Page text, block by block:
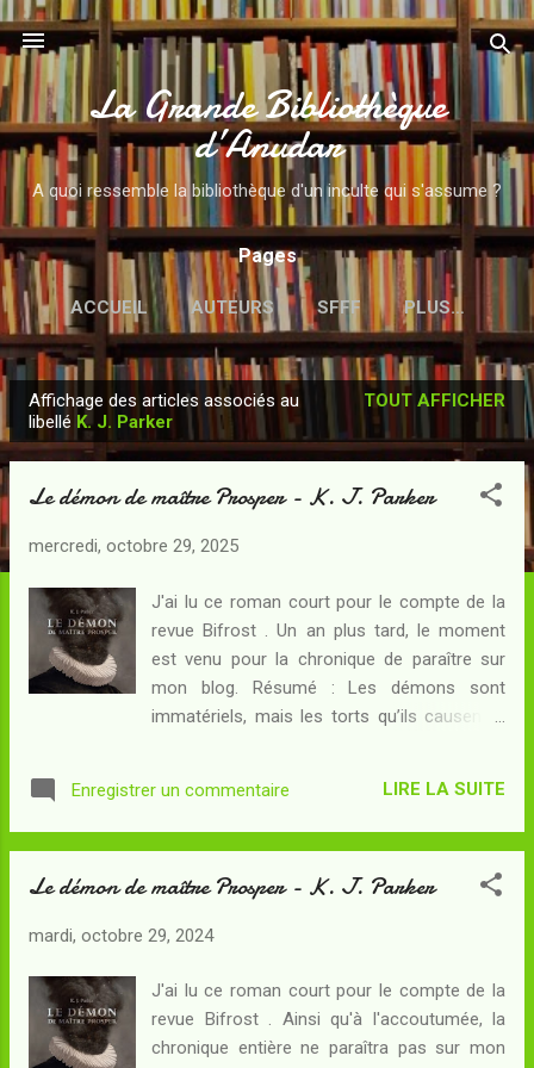
Accéder au contenu principal
La Grande Bibliothèque
d’Anudar
A quoi ressemble la bibliothèque d'un inculte qui s'assume ?
Pages
ACCUEIL AUTEURS SFFF PLUS…
r
Affichage des articles associés au
libellé K. J. Parker
TOUT AFFICHER
Le démon de maître Prosper - K. J. Parker
mercredi, octobre 29, 2025
J'ai lu ce roman court pour le compte de la
revue Bifrost . Un an plus tard, le moment
est venu pour la chronique de paraître sur
mon blog. Résumé : Les démons sont
immatériels, mais les torts qu’ils causent à
chassent de l’intérieur des corps où ils ont
élu domicile : processus pénible pour le
occasionne une certaine satisfaction
don tient de la malédiction, pour eux-mêmes
surtout pour ceux qu’ils sont censés aider !
Alors, quand un démon élit domicile à
l’intérieur d’un individu assez brillant pour que
Enregistrer un commentaire LIRE LA SUITE
Le démon de maître Prosper - K. J. Parker
mardi, octobre 29, 2024
J'ai lu ce roman court pour le compte de la
revue Bifrost . Ainsi qu'à l'accoutumée, la
chronique entière ne paraîtra pas sur mon